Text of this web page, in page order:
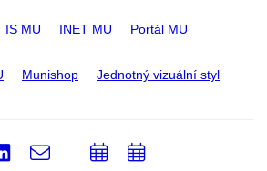
IS MU INET MU Portál MU
Munishop Jednotný vizuální styl
LinkedIn
e-
PřidatPřidat